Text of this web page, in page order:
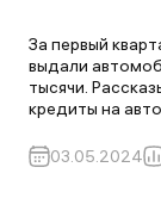
За первый
выдали
тысячи.
кредиты на
03.05.2024